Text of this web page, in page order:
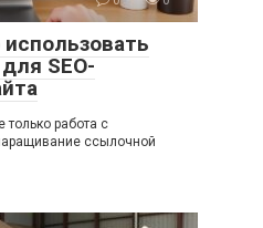
SEO-
только работа с
ссылочной